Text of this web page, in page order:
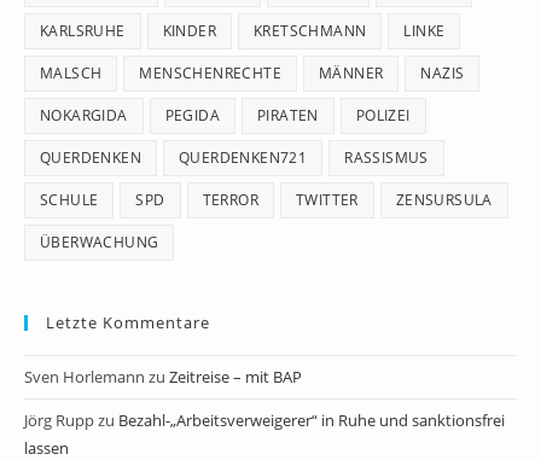
KARLSRUHE KINDER KRETSCHMANN LINKE
MALSCH MENSCHENRECHTE MÄNNER NAZIS
NOKARGIDA PEGIDA PIRATEN POLIZEI
QUERDENKEN QUERDENKEN721 RASSISMUS
SCHULE SPD TERROR TWITTER ZENSURSULA
ÜBERWACHUNG
Letzte Kommentare
Sven Horlemann zu Zeitreise – mit BAP
Jörg Ruppzu Bezahl-„Arbeitsverweigerer“ in Ruhe und sanktionsfrei
lassen